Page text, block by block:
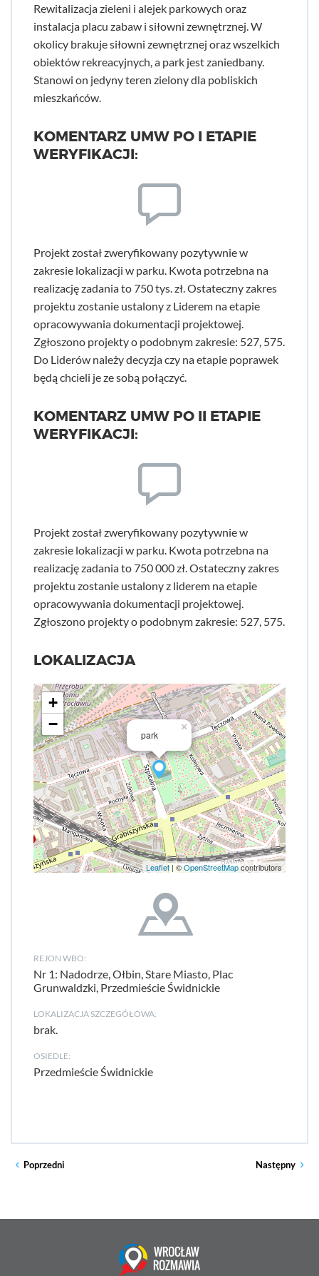
Rewitalizacja zieleni i alejek parkowych oraz
instalacja placu zabaw i siłowni zewnętrznej. W
okolicy brakuje siłowni zewnętrznej oraz wszelkich
obiektów rekreacyjnych, a park jest zaniedbany.
Stanowi on jedyny teren zielony dla pobliskich
mieszkańców.
KOMENTARZ UMW PO I ETAPIE
WERYFIKACJI:
Projekt został zweryfikowany pozytywnie w
zakresie lokalizacji w parku. Kwota potrzebna na
realizację zadania to 750 tys. zł. Ostateczny zakres
projektu zostanie ustalony z Liderem na etapie
opracowywania dokumentacji projektowej.
Zgłoszono projekty o podobnym zakresie: 527, 575.
Do Liderów należy decyzja czy na etapie poprawek
będą chcieli je ze sobą połączyć.
KOMENTARZ UMW PO II ETAPIE
WERYFIKACJI:
Projekt został zweryfikowany pozytywnie w
zakresie lokalizacji w parku. Kwota potrzebna na
realizację zadania to 750 000 zł. Ostateczny zakres
projektu zostanie ustalony z liderem na etapie
opracowywania dokumentacji projektowej.
Zgłoszono projekty o podobnym zakresie: 527, 575.
LOKALIZACJA
park
×
+
−
Leaflet | ©OpenStreetMapcontributors
REJON WBO:
Nr 1: Nadodrze, Ołbin, Stare Miasto, Plac
Grunwaldzki, Przedmieście Świdnickie
LOKALIZACJA SZCZEGÓŁOWA:
brak.
OSIEDLE:
Przedmieście Świdnickie
Poprzedni Następny